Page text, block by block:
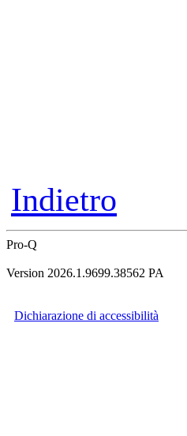
Indietro
Pro-Q
Version 2026.1.9699.38562 PA
Dichiarazione di accessibilità